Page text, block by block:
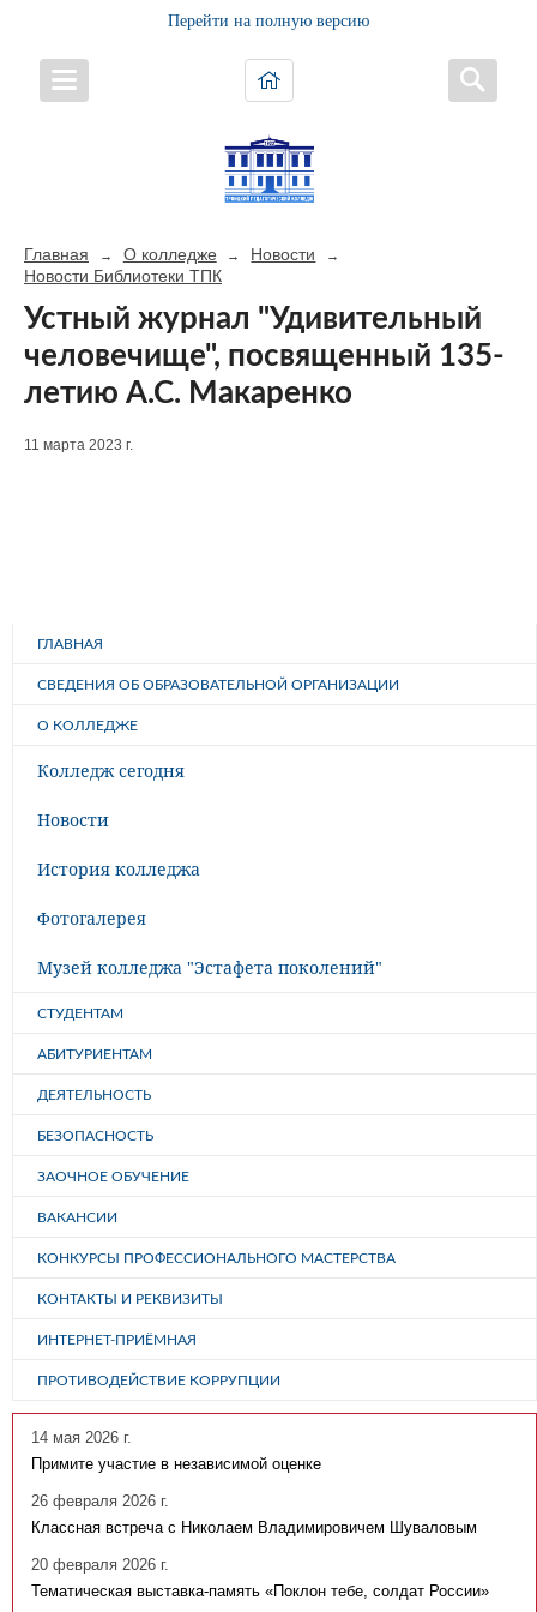
Перейти на полную версию
Главная → О колледже → Новости →
Новости Библиотеки ТПК
Устный журнал "Удивительный
человечище", посвященный 135-
летию А.С. Макаренко
11 марта 2023 г.
ГЛАВНАЯ
СВЕДЕНИЯ ОБ ОБРАЗОВАТЕЛЬНОЙ ОРГАНИЗАЦИИ
О КОЛЛЕДЖЕ
Колледж сегодня
Новости
История колледжа
Фотогалерея
Музей колледжа "Эстафета поколений"
СТУДЕНТАМ
АБИТУРИЕНТАМ
ДЕЯТЕЛЬНОСТЬ
БЕЗОПАСНОСТЬ
ЗАОЧНОЕ ОБУЧЕНИЕ
ВАКАНСИИ
КОНКУРСЫ ПРОФЕССИОНАЛЬНОГО МАСТЕРСТВА
КОНТАКТЫ И РЕКВИЗИТЫ
ИНТЕРНЕТ-ПРИЁМНАЯ
ПРОТИВОДЕЙСТВИЕ КОРРУПЦИИ
14 мая 2026 г.
Примите участие в независимой оценке
26 февраля 2026 г.
Классная встреча с Николаем Владимировичем Шуваловым
20 февраля 2026 г.
Тематическая выставка-память «Поклон тебе, солдат России»